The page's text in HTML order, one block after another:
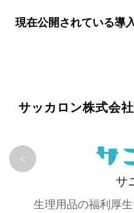
現在公開されている導
サッカロン株式会
サ
生理用品の福利厚生
<